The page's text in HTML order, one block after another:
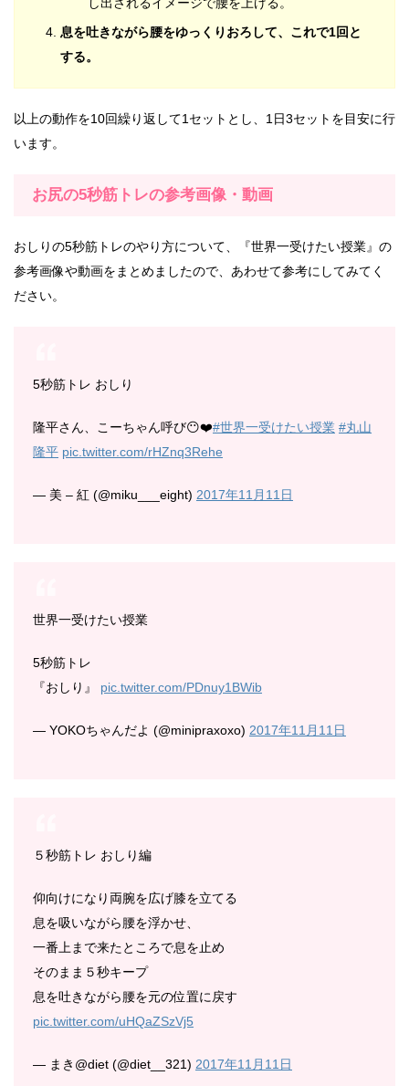
息を吐きながら腰をゆっくりおろして、これで1回と
する。
以上の動作を10回繰り返して1セットとし、1日3セットを目安に行
います。
お尻の5秒筋トレの参考画像・動画
おしりの5秒筋トレのやり方について、『世界一受けたい授業』の
参考画像や動画をまとめましたので、あわせて参考にしてみてく
ださい。
5秒筋トレ おしり
隆平さん、こーちゃん呼び😶❤️#世界一受けたい授業 #丸山
隆平 pic.twitter.com/rHZnq3Rehe
— 美 – 紅 (@miku___eight) 2017年11月11日
世界一受けたい授業
5秒筋トレ
『おしり』 pic.twitter.com/PDnuy1BWib
— YOKOちゃんだよ (@minipraxoxo) 2017年11月11日
５秒筋トレ おしり編
仰向けになり両腕を広げ膝を立てる
息を吸いながら腰を浮かせ、
一番上まで来たところで息を止め
そのまま５秒キープ
息を吐きながら腰を元の位置に戻す
pic.twitter.com/uHQaZSzVj5
— まき@diet (@diet__321) 2017年11月11日